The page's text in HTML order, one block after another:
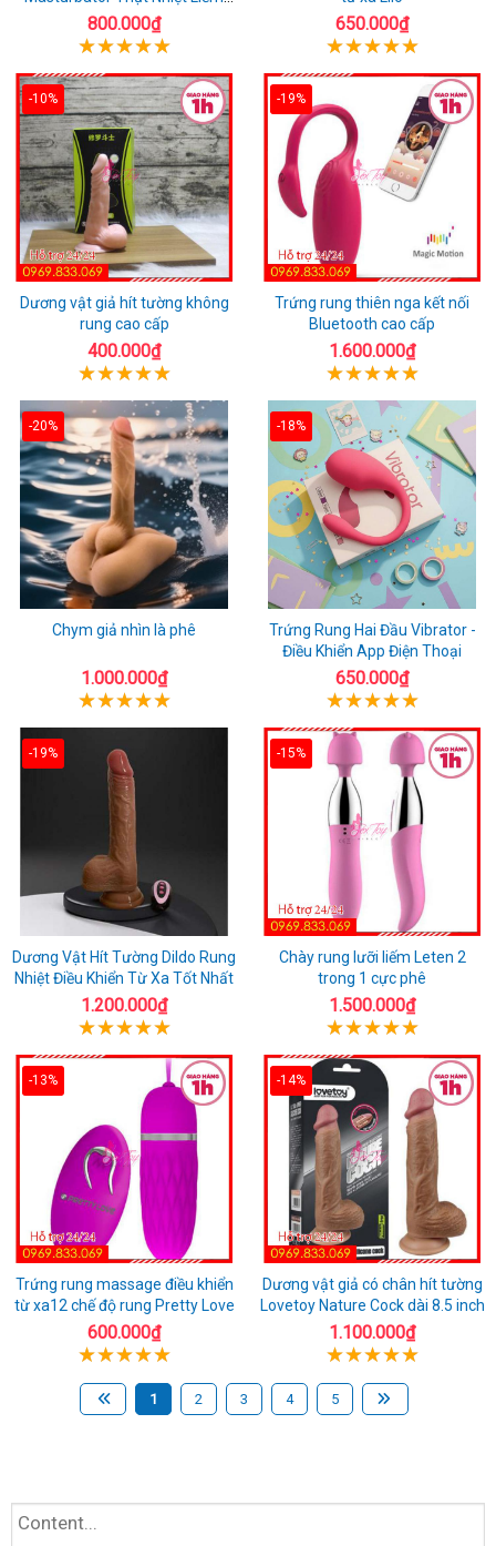
Rung
800.000₫ 650.000₫
-10%
Dương vật giả hít tường không
rung cao cấp
400.000₫
-19%
Trứng rung thiên nga kết nối
Bluetooth cao cấp
1.600.000₫
-20%
Chym giả nhìn là phê
1.000.000₫
-18%
Trứng Rung Hai Đầu Vibrator -
Điều Khiển App Điện Thoại
650.000₫
-19%
Dương Vật Hít Tường Dildo Rung
Nhiệt Điều Khiển Từ Xa Tốt Nhất
1.200.000₫
-15%
Chày rung lưỡi liếm Leten 2
trong 1 cực phê
1.500.000₫
-13%
Trứng rung massage điều khiển
từ xa12 chế độ rung Pretty Love
600.000₫
-14%
Dương vật giả có chân hít tường
Lovetoy Nature Cock dài 8.5 inch
1.100.000₫
1 2 3 4 5